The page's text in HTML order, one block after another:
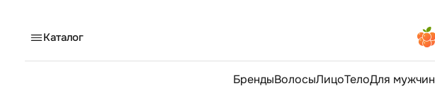
Каталог
БрендыВолосыЛицоТелоДля мужчин